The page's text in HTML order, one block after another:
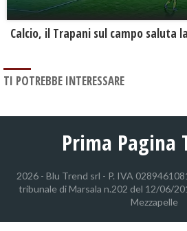
Calcio, il Trapani sul campo saluta
TI POTREBBE INTERESSARE
Prima Pagina
2026 - Blu Trend srl - P. IVA
tribunale di Marsala n.202 del 12/06/
Mezzapelle